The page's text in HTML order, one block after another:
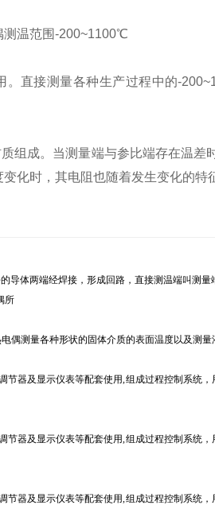
测温范围-200~1100℃
直接测量各种生产过程中的-
组成。当测量端与参比端存在温差
化时，其电阻也随着发生变化的
导体两端经焊接，形成回路，直接测温端叫测
所
偶测量各种形状的固体介质的表面温度以及测量
节器及显示仪表等配套使用,组成过程控制系统
节器及显示仪表等配套使用,组成过程控制系统
节器及显示仪表等配套使用,组成过程控制系统